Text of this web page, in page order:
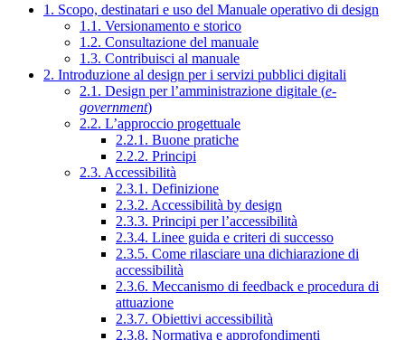
1. Scopo, destinatari e uso del Manuale operativo di design
1.1. Versionamento e storico
1.2. Consultazione del manuale
1.3. Contribuisci al manuale
2. Introduzione al design per i servizi pubblici digitali
2.1. Design per l’amministrazione digitale (e-
government)
2.2. L’approccio progettuale
2.2.1. Buone pratiche
2.2.2. Principi
2.3. Accessibilità
2.3.1. Definizione
2.3.2. Accessibilità by design
2.3.3. Principi per l’accessibilità
2.3.4. Linee guida e criteri di successo
2.3.5. Come rilasciare una dichiarazione di
accessibilità
2.3.6. Meccanismo di feedback e procedura di
attuazione
2.3.7. Obiettivi accessibilità
2.3.8. Normativa e approfondimenti